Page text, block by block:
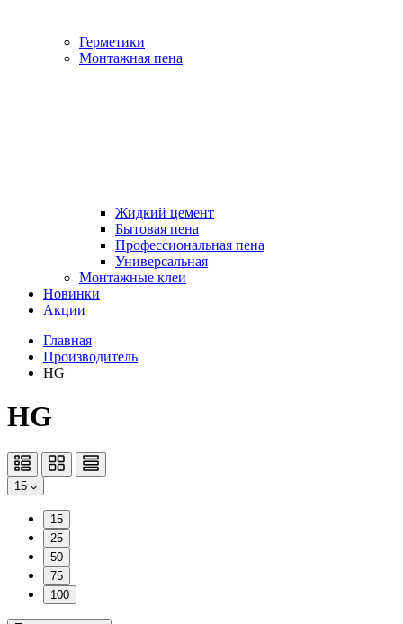
Герметики
Монтажная пена
Жидкий цемент
Бытовая пена
Профессиональная пена
Универсальная
Монтажные клеи
Новинки
Акции
Главная
Производитель
HG
HG
15
15
25
50
75
100